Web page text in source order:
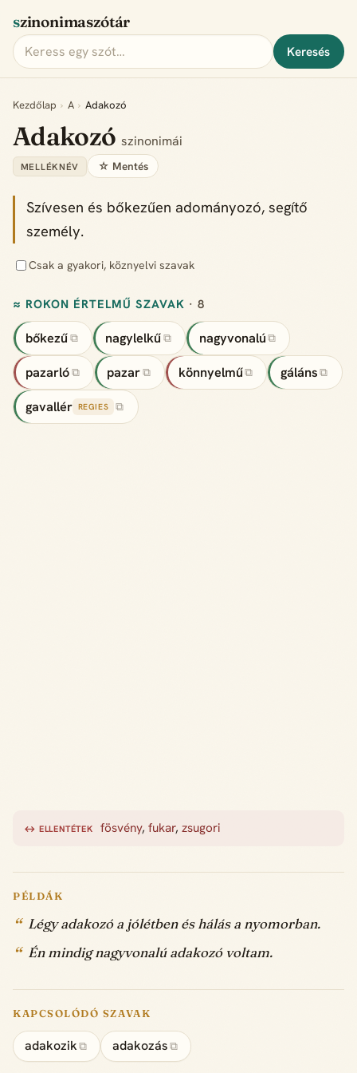
szinonimaszótár
Keresés
Kezdőlap › A › Adakozó
Adakozó szinonimái
MELLÉKNÉV ☆ Mentés
Szívesen és bőkezűen adományozó, segítő
személy.
Csak a gyakori, köznyelvi szavak
≈ ROKON ÉRTELMŰ SZAVAK · 8
bőkezű ⧉ nagylelkű ⧉ nagyvonalú ⧉
pazarló ⧉ pazar ⧉ könnyelmű⧉ gáláns ⧉
gavallér REGIES ⧉
↔ ELLENTÉTEK fösvény,fukar,zsugori
PÉLDÁK
Légy adakozó a jólétben és hálás a nyomorban.
Én mindig nagyvonalú adakozó voltam.
KAPCSOLÓDÓ SZAVAK
adakozik ⧉ adakozás ⧉